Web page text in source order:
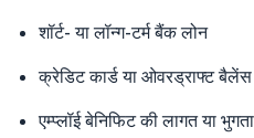
शॉर्ट- या लॉन्ग-टर्म बैंक लोन
क्रेडिट कार्ड या ओवरड्राफ्ट बैलेंस
एम्प्लॉई बेनिफिट की लागत या